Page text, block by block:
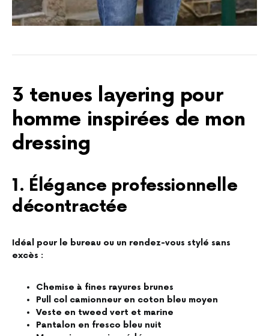
3 tenues layering pour
homme inspirées de mon
dressing
1. Élégance professionnelle
décontractée
Idéal pour le bureau ou un rendez-vous stylé sans
excès :
Chemise à fines rayures brunes
Pull col camionneur en coton bleu moyen
Veste en tweed vert et marine
Pantalon en fresco bleu nuit